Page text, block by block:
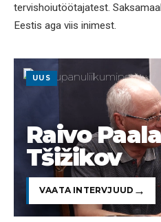
tervishoiutöötajatest.
Eestis aga viis inimest.
UUS
Raivo
Tšižikov
VAATA INTERVJUUD